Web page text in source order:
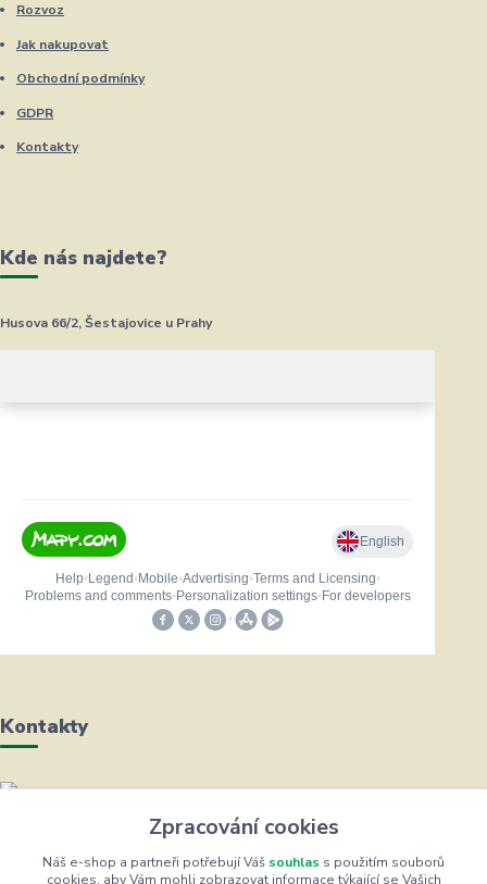
Rozvoz
Jak nakupovat
Obchodní podmínky
GDPR
Kontakty
Kde nás najdete?
Husova 66/2, Šestajovice u Prahy
Kontakty
Helena Bayerová
+420 604 711 491
(Po-Čt, 8-16 hod.)
Zpracování cookies
Náš e-shop a partneři potřebují Váš souhlas s použitím souborů
cookies, aby Vám mohli zobrazovat informace týkající se Vašich